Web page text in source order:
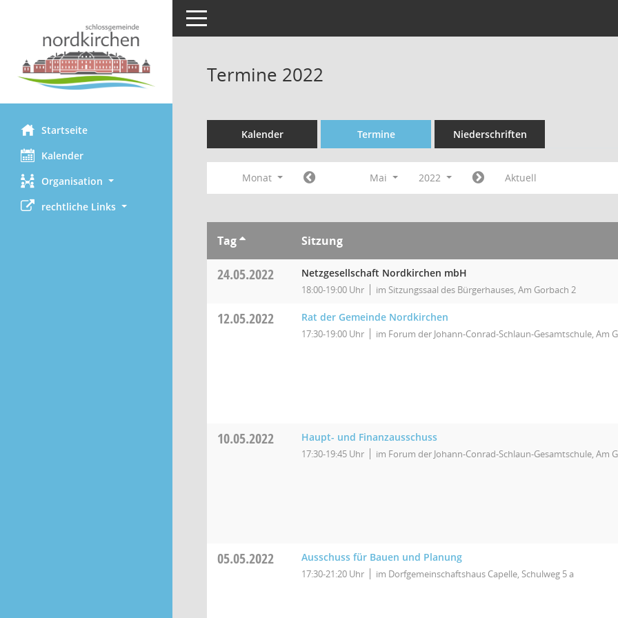
Startseite
Kalender
Organisation
rechtliche Links
Toggle navigation
Termine 2022
Kalender Termine Niederschriften
Monat Mai 2022 Aktuell
Tag Sitzung
24.05.2022 Netzgesellschaft Nordkirchen mbH
18:00-19:00 Uhr im Sitzungssaal des Bürgerhauses, Am Gorbach 2
12.05.2022 Rat der Gemeinde Nordkirchen
17:30-19:00 Uhr im Forum der Johann-Conrad-Schlaun-Gesamtschule, Am
10.05.2022 Haupt- und Finanzausschuss
17:30-19:45 Uhr im Forum der Johann-Conrad-Schlaun-Gesamtschule, Am
05.05.2022 Ausschuss für Bauen und Planung
17:30-21:20 Uhr im Dorfgemeinschaftshaus Capelle, Schulweg 5 a